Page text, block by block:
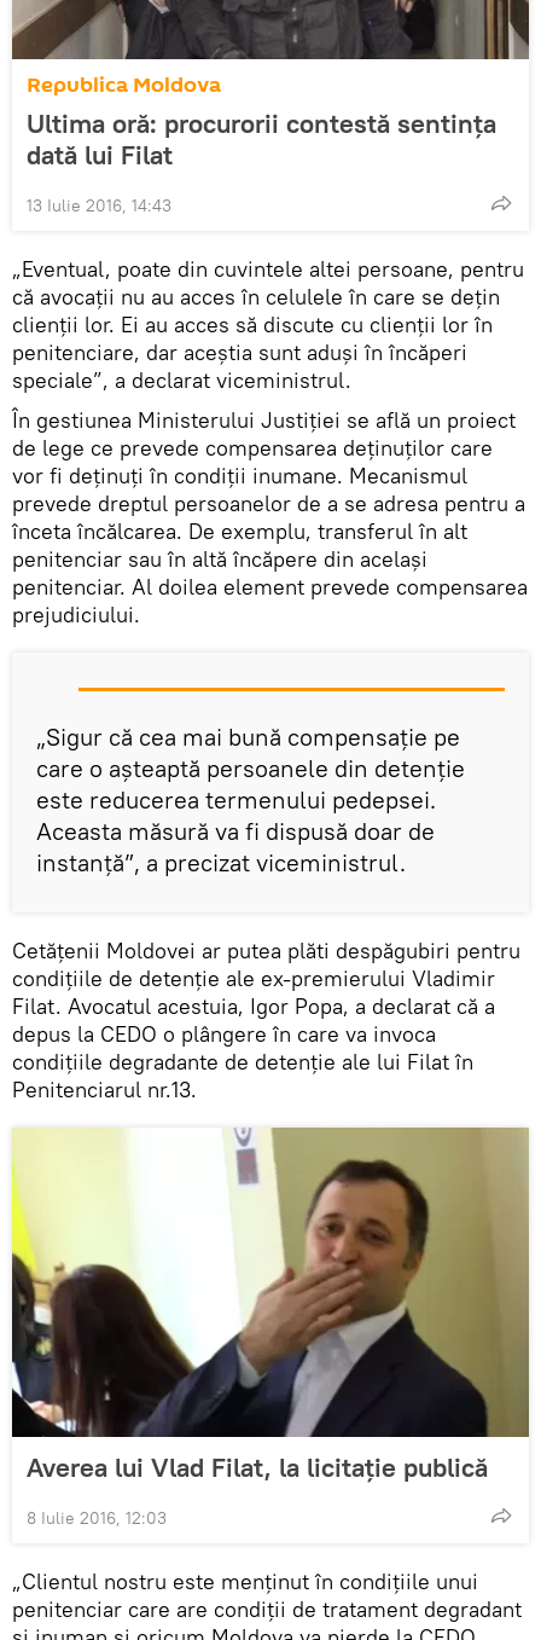
Republica Moldova
Ultima oră: procurorii contestă sentinţa
dată lui Filat
13 Iulie 2016, 14:43
„Eventual, poate din cuvintele altei persoane, pentru
că avocaţii nu au acces în celulele în care se deţin
clienţii lor. Ei au acces să discute cu clienţii lor în
penitenciare, dar aceştia sunt aduşi în încăperi
speciale”, a declarat viceministrul.
În gestiunea Ministerului Justiţiei se află un proiect
de lege ce prevede compensarea deţinuţilor care
vor fi deţinuţi în condiţii inumane. Mecanismul
prevede dreptul persoanelor de a se adresa pentru a
înceta încălcarea. De exemplu, transferul în alt
penitenciar sau în altă încăpere din acelaşi
penitenciar. Al doilea element prevede compensarea
prejudiciului.
„Sigur că cea mai bună compensaţie pe
care o aşteaptă persoanele din detenţie
este reducerea termenului pedepsei.
Aceasta măsură va fi dispusă doar de
instanţă”, a precizat viceministrul.
Cetăţenii Moldovei ar putea plăti despăgubiri pentru
condiţiile de detenţie ale ex-premierului Vladimir
Filat. Avocatul acestuia, Igor Popa, a declarat că a
depus la CEDO o plângere în care va invoca
condiţiile degradante de detenţie ale lui Filat în
Penitenciarul nr.13.
Averea lui Vlad Filat, la licitație publică
8 Iulie 2016, 12:03
„Clientul nostru este menţinut în condiţiile unui
penitenciar care are condiţii de tratament degradant